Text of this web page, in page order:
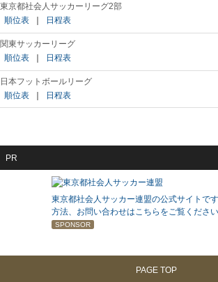
東京都社会人サッカーリーグ2部
順位表
日程表
関東サッカーリーグ
順位表
日程表
日本フットボールリーグ
順位表
日程表
PR
東京都社会人サッカー連盟の公式サイトで
方法、お問い合わせはこちらをご覧ください
SPONSOR
PAGE TOP